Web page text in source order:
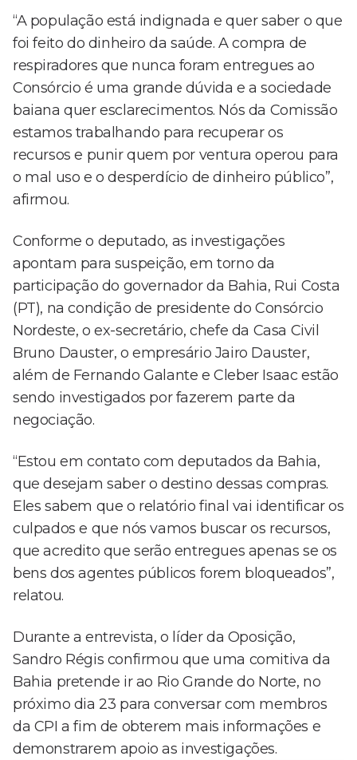
“A população está indignada e quer saber o que
foi feito do dinheiro da saúde. A compra de
respiradores que nunca foram entregues ao
Consórcio é uma grande dúvida e a sociedade
baiana quer esclarecimentos. Nós da Comissão
estamos trabalhando para recuperar os
recursos e punir quem por ventura operou para
o mal uso e o desperdício de dinheiro público”,
afirmou.
Conforme o deputado, as investigações
apontam para suspeição, em torno da
participação do governador da Bahia, Rui Costa
(PT), na condição de presidente do Consórcio
Nordeste, o ex-secretário, chefe da Casa Civil
Bruno Dauster, o empresário Jairo Dauster,
além de Fernando Galante e Cleber Isaac estão
sendo investigados por fazerem parte da
negociação.
“Estou em contato com deputados da Bahia,
que desejam saber o destino dessas compras.
Eles sabem que o relatório final vai identificar os
culpados e que nós vamos buscar os recursos,
que acredito que serão entregues apenas se os
bens dos agentes públicos forem bloqueados”,
relatou.
Durante a entrevista, o líder da Oposição,
Sandro Régis confirmou que uma comitiva da
Bahia pretende ir ao Rio Grande do Norte, no
próximo dia 23 para conversar com membros
da CPI a fim de obterem mais informações e
demonstrarem apoio as investigações.